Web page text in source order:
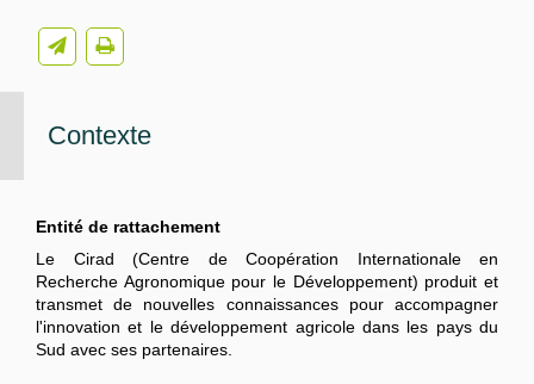
Contexte
Entité de rattachement
Le Cirad (Centre de Coopération Internationale en
Recherche Agronomique pour le Développement) produit et
transmet de nouvelles connaissances pour accompagner
l'innovation et le développement agricole dans les pays du
Sud avec ses partenaires.